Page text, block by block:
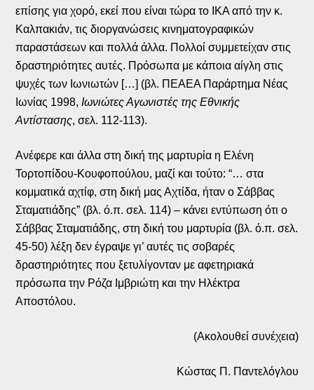
επίσης για χορό, εκεί που είναι τώρα το ΙΚΑ από την κ.
Καλπακιάν, τις διοργανώσεις κινηματογραφικών
παραστάσεων και πολλά άλλα. Πολλοί συμμετείχαν στις
δραστηριότητες αυτές. Πρόσωπα με κάποια αίγλη στις
ψυχές των Ιωνιωτών […] (βλ. ΠΕΑΕΑ Παράρτημα Νέας
Ιωνίας 1998, Ιωνιώτες Αγωνιστές της Εθνικής
Αντίστασης, σελ. 112-113).
Ανέφερε και άλλα στη δική της μαρτυρία η Ελένη
Τορτοπίδου-Κουφοπούλου, μαζί και τούτο: “… στα
κομματικά αχτίφ, στη δική μας Αχτίδα, ήταν ο Σάββας
Σταματιάδης” (βλ. ό.π. σελ. 114) – κάνει εντύπωση ότι ο
Σάββας Σταματιάδης, στη δική του μαρτυρία (βλ. ό.π. σελ.
45-50) λέξη δεν έγραψε γι’ αυτές τις σοβαρές
δραστηριότητες που ξετυλίγονταν με αφετηριακά
πρόσωπα την Ρόζα Ιμβριώτη και την Ηλέκτρα
Αποστόλου.
(Ακολουθεί συνέχεια)
Κώστας Π. Παντελόγλου